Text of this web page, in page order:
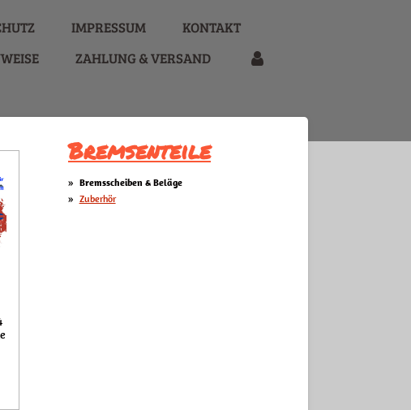
IMPRESSUM
KONTAKT
ZAHLUNG & VERSAND
Bremsenteile
Bremsscheiben & Beläge
Zuberhör